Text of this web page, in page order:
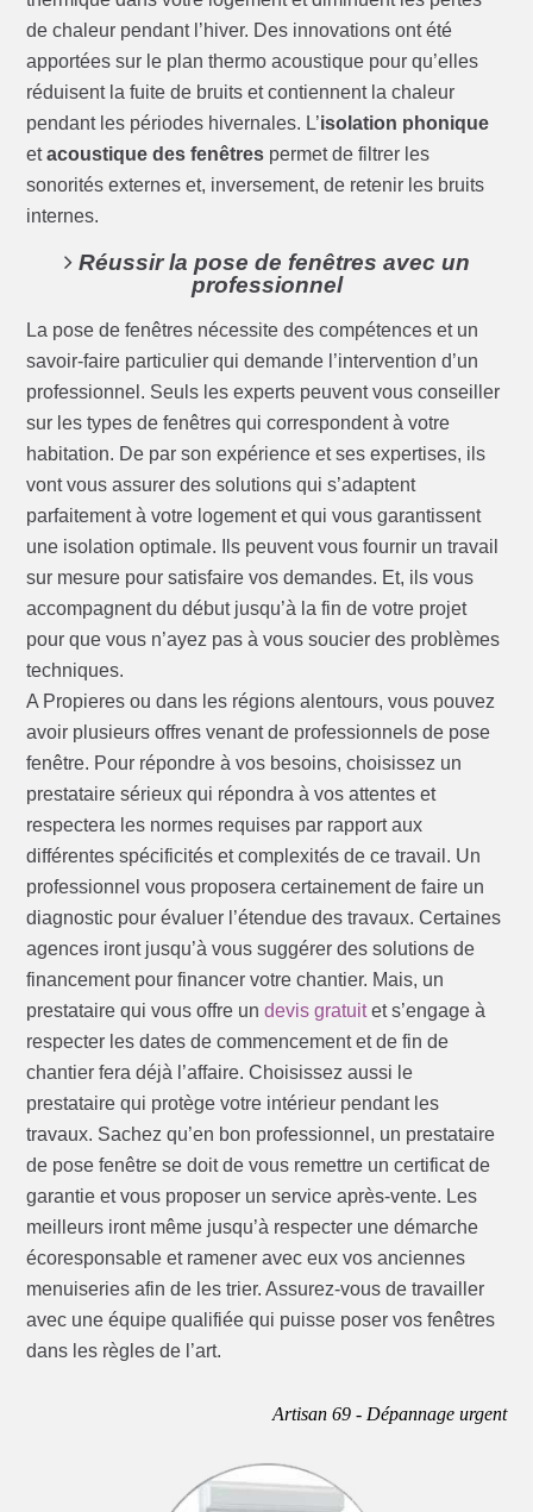
de chaleur pendant l’hiver. Des innovations ont été
apportées sur le plan thermo acoustique pour qu’elles
réduisent la fuite de bruits et contiennent la chaleur
pendant les périodes hivernales. L’isolation phonique
etacoustique des fenêtres permet de filtrer les
sonorités externes et, inversement, de retenir les bruits
internes.
Réussir la pose de fenêtres avec un
professionnel
La pose de fenêtres nécessite des compétences et un
savoir-faire particulier qui demande l’intervention d’un
professionnel. Seuls les experts peuvent vous conseiller
sur les types de fenêtres qui correspondent à votre
habitation. De par son expérience et ses expertises, ils
vont vous assurer des solutions qui s’adaptent
parfaitement à votre logement et qui vous garantissent
une isolation optimale. Ils peuvent vous fournir un travail
sur mesure pour satisfaire vos demandes. Et, ils vous
accompagnent du début jusqu’à la fin de votre projet
pour que vous n’ayez pas à vous soucier des problèmes
techniques.
A Propieres ou dans les régions alentours, vous pouvez
avoir plusieurs offres venant de professionnels de pose
fenêtre. Pour répondre à vos besoins, choisissez un
prestataire sérieux qui répondra à vos attentes et
respectera les normes requises par rapport aux
différentes spécificités et complexités de ce travail. Un
professionnel vous proposera certainement de faire un
diagnostic pour évaluer l’étendue des travaux. Certaines
agences iront jusqu’à vous suggérer des solutions de
financement pour financer votre chantier. Mais, un
prestataire qui vous offre undevis gratuitet s’engage à
respecter les dates de commencement et de fin de
chantier fera déjà l’affaire. Choisissez aussi le
prestataire qui protège votre intérieur pendant les
travaux. Sachez qu’en bon professionnel, un prestataire
de pose fenêtre se doit de vous remettre un certificat de
garantie et vous proposer un service après-vente. Les
meilleurs iront même jusqu’à respecter une démarche
écoresponsable et ramener avec eux vos anciennes
menuiseries afin de les trier. Assurez-vous de travailler
avec une équipe qualifiée qui puisse poser vos fenêtres
dans les règles de l’art.
Artisan 69 - Dépannage urgent